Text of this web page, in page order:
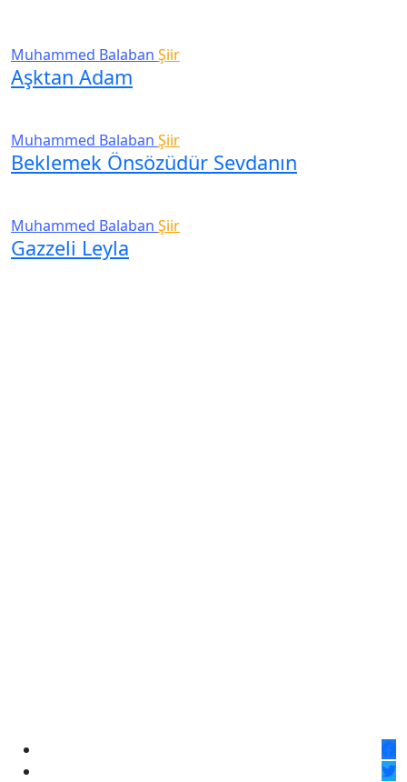
Muhammed Balaban Şiir
Aşktan Adam
Muhammed Balaban Şiir
Beklemek Önsözüdür Sevdanın
Muhammed Balaban Şiir
Gazzeli Leyla